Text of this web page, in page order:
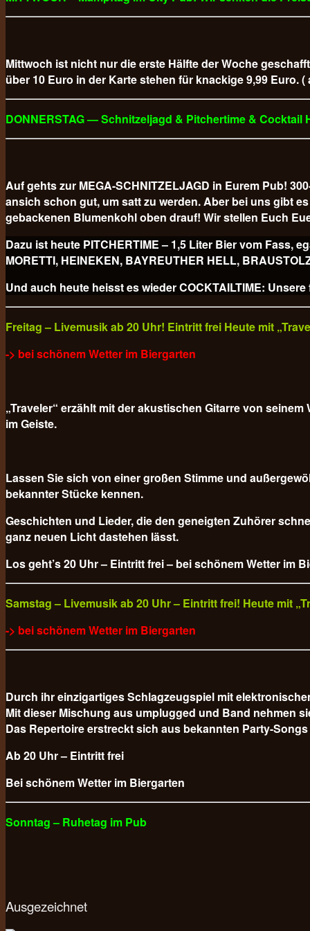
Mittwoch ist nicht nur die erste Hälfte der Woche
über 10 Euro in der Karte stehen für knackige 9,99 Euro.
DONNERSTAG — Schnitzeljagd & Pitchertime & Cocktail
Auf gehts zur MEGA-SCHNITZELJAGD in Eurem Pub!
ansich schon gut, um satt zu werden. Aber bei uns gibt
gebackenen Blumenkohl oben drauf! Wir stellen Euch
Dazu ist heute PITCHERTIME – 1,5 Liter Bier vom Fass,
MORETTI, HEINEKEN, BAYREUTHER HELL,
Und auch heute heisst es wieder COCKTAILTIME:
Freitag – Livemusik ab 20 Uhr! Eintritt frei Heute mit
-> bei schönem Wetter im Biergarten
„Traveler“ erzählt mit der akustischen Gitarre von
im Geiste.
Lassen Sie sich von einer großen Stimme und
bekannter Stücke kennen.
Geschichten und Lieder, die den geneigten Zuhörer
ganz neuen Licht dastehen lässt.
Los geht’s 20 Uhr – Eintritt frei – bei schönem Wetter im
Samstag – Livemusik ab 20 Uhr – Eintritt frei! Heute mit
-> bei schönem Wetter im Biergarten
Durch ihr einzigartiges Schlagzeugspiel mit
Mit dieser Mischung aus umplugged und Band nehmen
Das Repertoire erstreckt sich aus bekannten Party-
Ab 20 Uhr – Eintritt frei
Bei schönem Wetter im Biergarten
Sonntag – Ruhetag im Pub
Ausgezeichnet